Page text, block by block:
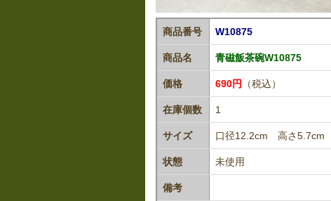
商品番号 W10875
商品名 青磁飯茶碗W10875
価格 690円 （税込）
在庫個数 1
サイズ 口径12.2cm 高さ5.7cm
状態 未使用
備考